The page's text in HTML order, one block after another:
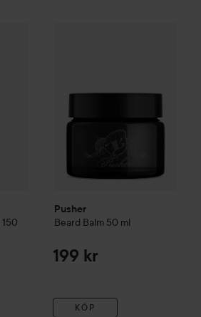
150
Pusher
Beard Balm 50 ml
199 kr
KÖP